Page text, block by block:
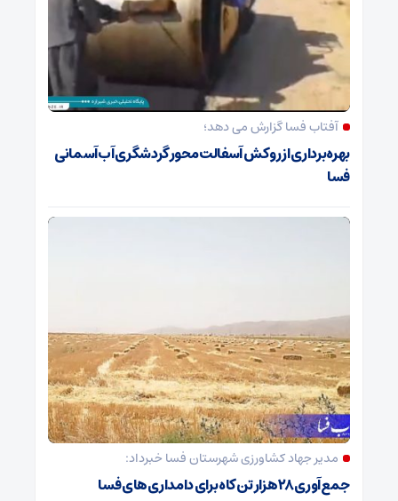
آفتاب فسا گزارش می دهد؛
بهره‌برداری از روکش آسفالت محور گردشگری آب‌آسمانی
فسا
مدیر جهاد کشاورزی شهرستان فسا خبرداد:
جمع‌آوری ۲۸ هزار تن کاه برای دامداری‌های فسا